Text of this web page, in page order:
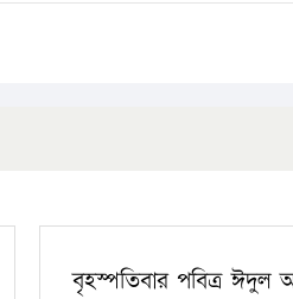
বৃহস্পতিবার পবিত্র ঈদুল